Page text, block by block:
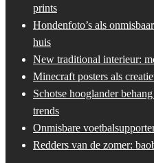
prints
Hondenfoto’s als
huis
New traditional interieur:
Minecraft posters als
Schotse hooglander
trends
Onmisbare
Redders van de zomer: